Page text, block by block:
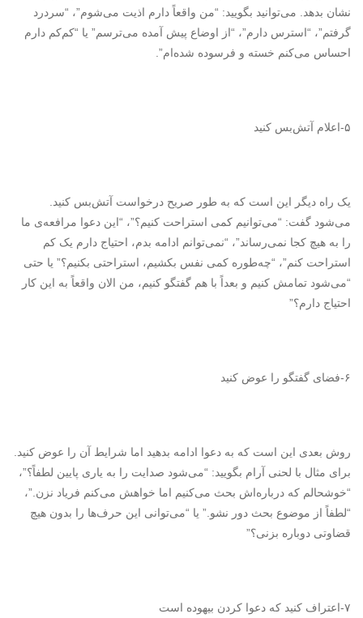
نشان بدهد. می‌توانید بگویید: “من واقعاً دارم اذیت می‌شوم”، “سردرد
گرفتم”، “استرس دارم”، “از اوضاع پیش آمده می‌ترسم” یا “کم‌کم دارم
احساس می‌کنم خسته و فرسوده شده‌ام”.
۵-اعلام آتش‌بس کنید
یک راه دیگر این است که به طور صریح درخواست آتش‌بس کنید.
می‌شود گفت: “می‌توانیم کمی استراحت کنیم؟”، “این دعوا مرافعه‌ی ما
را به هیچ کجا نمی‌رساند”، “نمی‌توانم ادامه بدم، احتیاج دارم یک کم
استراحت کنم”، “چه‌طوره کمی نفس بکشیم، استراحتی بکنیم؟” یا حتی
“می‌شود تمامش کنیم و بعداً با هم گفتگو کنیم، من الان واقعاً به این کار
احتیاج دارم؟”
۶-فضای گفتگو را عوض کنید
روش بعدی این است که به دعوا ادامه بدهید اما شرایط آن را عوض کنید.
برای مثال با لحنی آرام بگویید: “می‌شود صدایت را به یاری پایین لطفاً؟”،
“خوشحالم که درباره‌اش بحث می‌کنیم اما خواهش می‌کنم فریاد نزن.”،
“لطفاً از موضوع بحث دور نشو.” یا “می‌توانی این حرف‌ها را بدون هیچ
قضاوتی دوباره بزنی؟”
۷-اعتراف کنید که دعوا کردن بیهوده است